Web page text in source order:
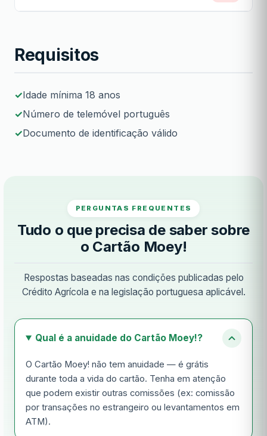
Requisitos
Idade mínima 18 anos
Número de telemóvel português
Documento de identificação válido
PERGUNTAS FREQUENTES
Tudo o que precisa de saber sobre
o Cartão Moey!
Respostas baseadas nas condições publicadas pelo
Crédito Agrícola e na legislação portuguesa aplicável.
Qual é a anuidade do Cartão Moey!?
O Cartão Moey! não tem anuidade — é grátis
durante toda a vida do cartão. Tenha em atenção
que podem existir outras comissões (ex: comissão
por transações no estrangeiro ou levantamentos em
ATM).